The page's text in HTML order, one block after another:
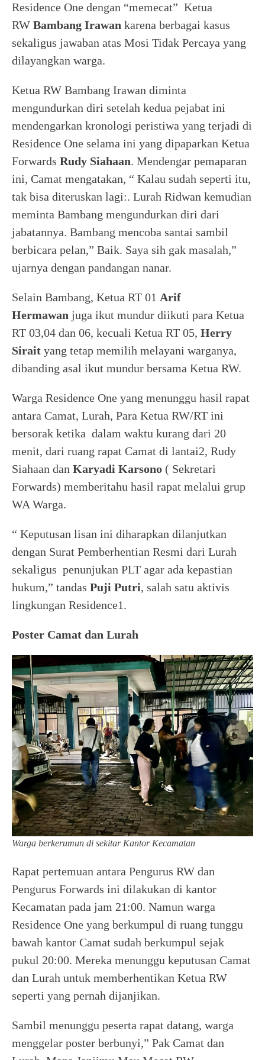
Residence One dengan “memecat” Ketua
RW Bambang Irawan karena berbagai kasus
sekaligus jawaban atas Mosi Tidak Percaya yang
dilayangkan warga.
Ketua RW Bambang Irawan diminta
mengundurkan diri setelah kedua pejabat ini
mendengarkan kronologi peristiwa yang terjadi di
Residence One selama ini yang dipaparkan Ketua
Forwards Rudy Siahaan. Mendengar pemaparan
ini, Camat mengatakan, “ Kalau sudah seperti itu,
tak bisa diteruskan lagi:. Lurah Ridwan kemudian
meminta Bambang mengundurkan diri dari
jabatannya. Bambang mencoba santai sambil
berbicara pelan,” Baik. Saya sih gak masalah,”
ujarnya dengan pandangan nanar.
Selain Bambang, Ketua RT 01 Arif
Hermawan juga ikut mundur diikuti para Ketua
RT 03,04 dan 06, kecuali Ketua RT 05, Herry
Sirait yang tetap memilih melayani warganya,
dibanding asal ikut mundur bersama Ketua RW.
Warga Residence One yang menunggu hasil rapat
antara Camat, Lurah, Para Ketua RW/RT ini
bersorak ketika dalam waktu kurang dari 20
menit, dari ruang rapat Camat di lantai2, Rudy
Siahaan dan Karyadi Karsono ( Sekretari
Forwards) memberitahu hasil rapat melalui grup
WA Warga.
“ Keputusan lisan ini diharapkan dilanjutkan
dengan Surat Pemberhentian Resmi dari Lurah
sekaligus penunjukan PLT agar ada kepastian
hukum,” tandas Puji Putri, salah satu aktivis
lingkungan Residence1.
Poster Camat dan Lurah
Warga berkerumun di sekitar Kantor Kecamatan
Rapat pertemuan antara Pengurus RW dan
Pengurus Forwards ini dilakukan di kantor
Kecamatan pada jam 21:00. Namun warga
Residence One yang berkumpul di ruang tunggu
bawah kantor Camat sudah berkumpul sejak
pukul 20:00. Mereka menunggu keputusan Camat
dan Lurah untuk memberhentikan Ketua RW
seperti yang pernah dijanjikan.
Sambil menunggu peserta rapat datang, warga
menggelar poster berbunyi,” Pak Camat dan